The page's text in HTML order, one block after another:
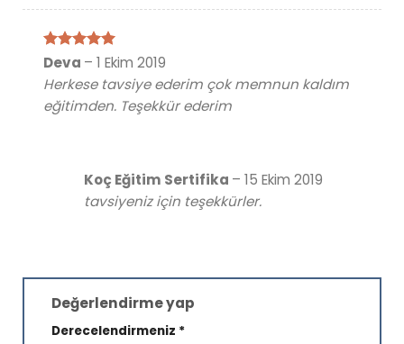
5 üzerinden
Deva – 1 Ekim 2019
Herkese tavsiye ederim çok memnun kaldım
eğitimden. Teşekkür ederim
Koç Eğitim Sertifika – 15 Ekim 2019
tavsiyeniz için teşekkürler.
Değerlendirme yap
Derecelendirmeniz *